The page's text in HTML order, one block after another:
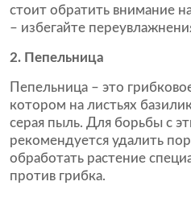
стоит обратить внимание
– избегайте
2. Пепельница
Пепельница – это
котором на листьях
серая пыль. Для борьбы с
рекомендуется удалить
обработать растение
против грибка.